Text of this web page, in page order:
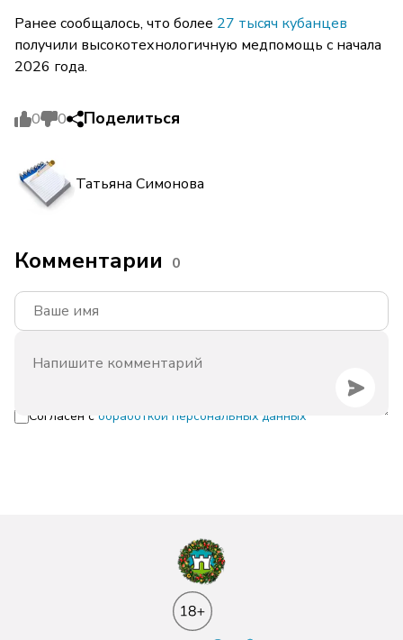
Ранее сообщалось, что более 27 тысяч кубанцев
получили высокотехнологичную медпомощь с начала
2026 года.
0 0 Поделиться
Татьяна Симонова
Комментарии 0
Согласен с обработкой персональных данных